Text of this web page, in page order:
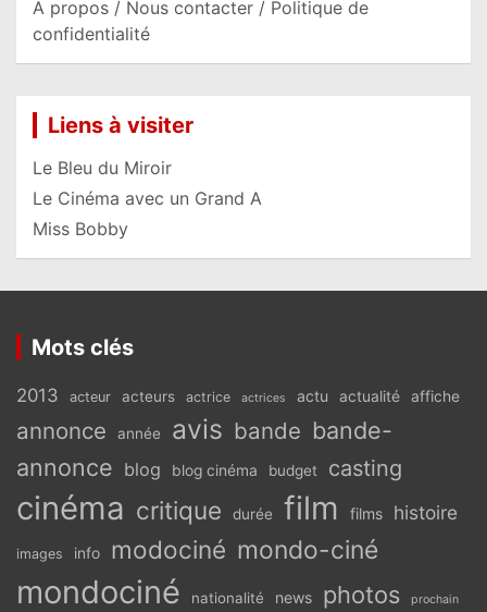
A propos / Nous contacter / Politique de
confidentialité
Liens à visiter
Le Bleu du Miroir
Le Cinéma avec un Grand A
Miss Bobby
Mots clés
2013 acteur acteurs actrice actrices actu actualité affiche
annonce année avis bande bande-
annonce blog blog cinéma budget casting
cinéma critique durée film films histoire
images info modociné mondo-ciné
mondociné nationalité news photos prochain